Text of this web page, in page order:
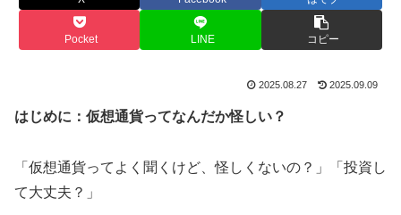
Pocket LINE コピー
2025.08.27 2025.09.09
はじめに：仮想通貨ってなんだか怪しい？
「仮想通貨ってよく聞くけど、怪しくないの？」「投資し
て大丈夫？」